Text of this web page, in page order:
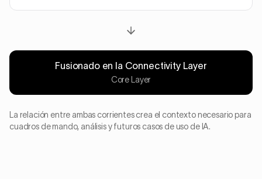
Fusionado en la Connectivity Layer
Core Layer
La relación entre ambas corrientes crea el contexto necesario para
cuadros de mando, análisis y futuros casos de uso de IA.